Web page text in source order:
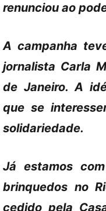
renunciou ao
A campanha
jornalista Carla
de Janeiro. A
que se
solidariedade.
Já estamos
brinquedos no
cedido pela